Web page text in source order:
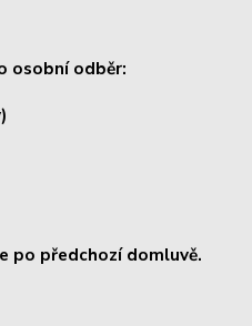
osobní odběr:
po předchozí domluvě.